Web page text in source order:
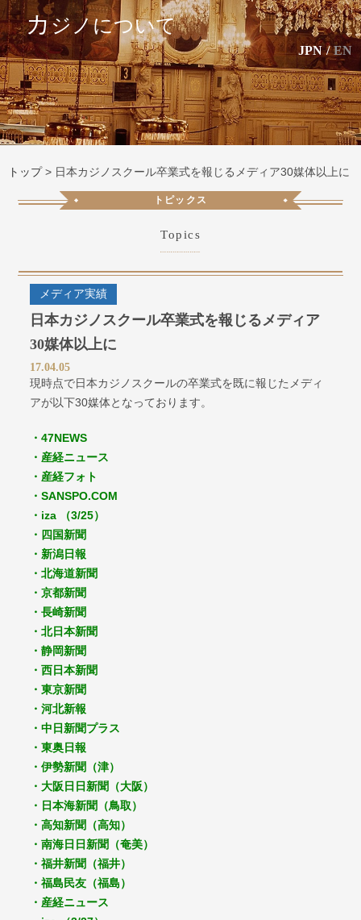
カジノについて
JPN / EN
トップ> 日本カジノスクール卒業式を報じるメディア30媒体以上に
トピックス
Topics
メディア実績
日本カジノスクール卒業式を報じるメディア
30媒体以上に
17.04.05
現時点で日本カジノスクールの卒業式を既に報じたメディ
アが以下30媒体となっております。
・47NEWS
・産経ニュース
・産経フォト
・SANSPO.COM
・iza （3/25）
・四国新聞
・新潟日報
・北海道新聞
・京都新聞
・長崎新聞
・北日本新聞
・静岡新聞
・西日本新聞
・東京新聞
・河北新報
・中日新聞プラス
・東奥日報
・伊勢新聞（津）
・大阪日日新聞（大阪）
・日本海新聞（鳥取）
・高知新聞（高知）
・南海日日新聞（奄美）
・福井新聞（福井）
・福島民友（福島）
・産経ニュース